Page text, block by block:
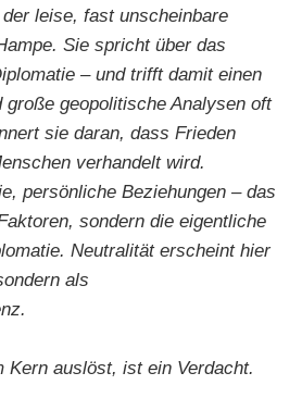
leise, fast unscheinbare
Sie spricht über das
– und trifft damit einen
große geopolitische Analysen oft
sie daran, dass Frieden
verhandelt wird.
persönliche Beziehungen – das
sondern die eigentliche
Neutralität erscheint hier
als
Kern auslöst, ist ein Verdacht.